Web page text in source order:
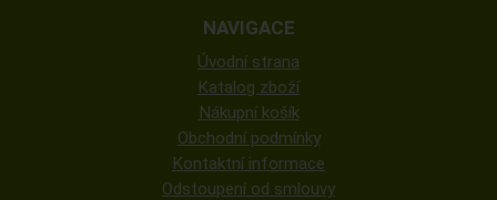
NAVIGACE
Úvodní strana
Katalog zboží
Nákupní košík
Obchodní podmínky
Kontaktní informace
Odstoupení od smlouvy